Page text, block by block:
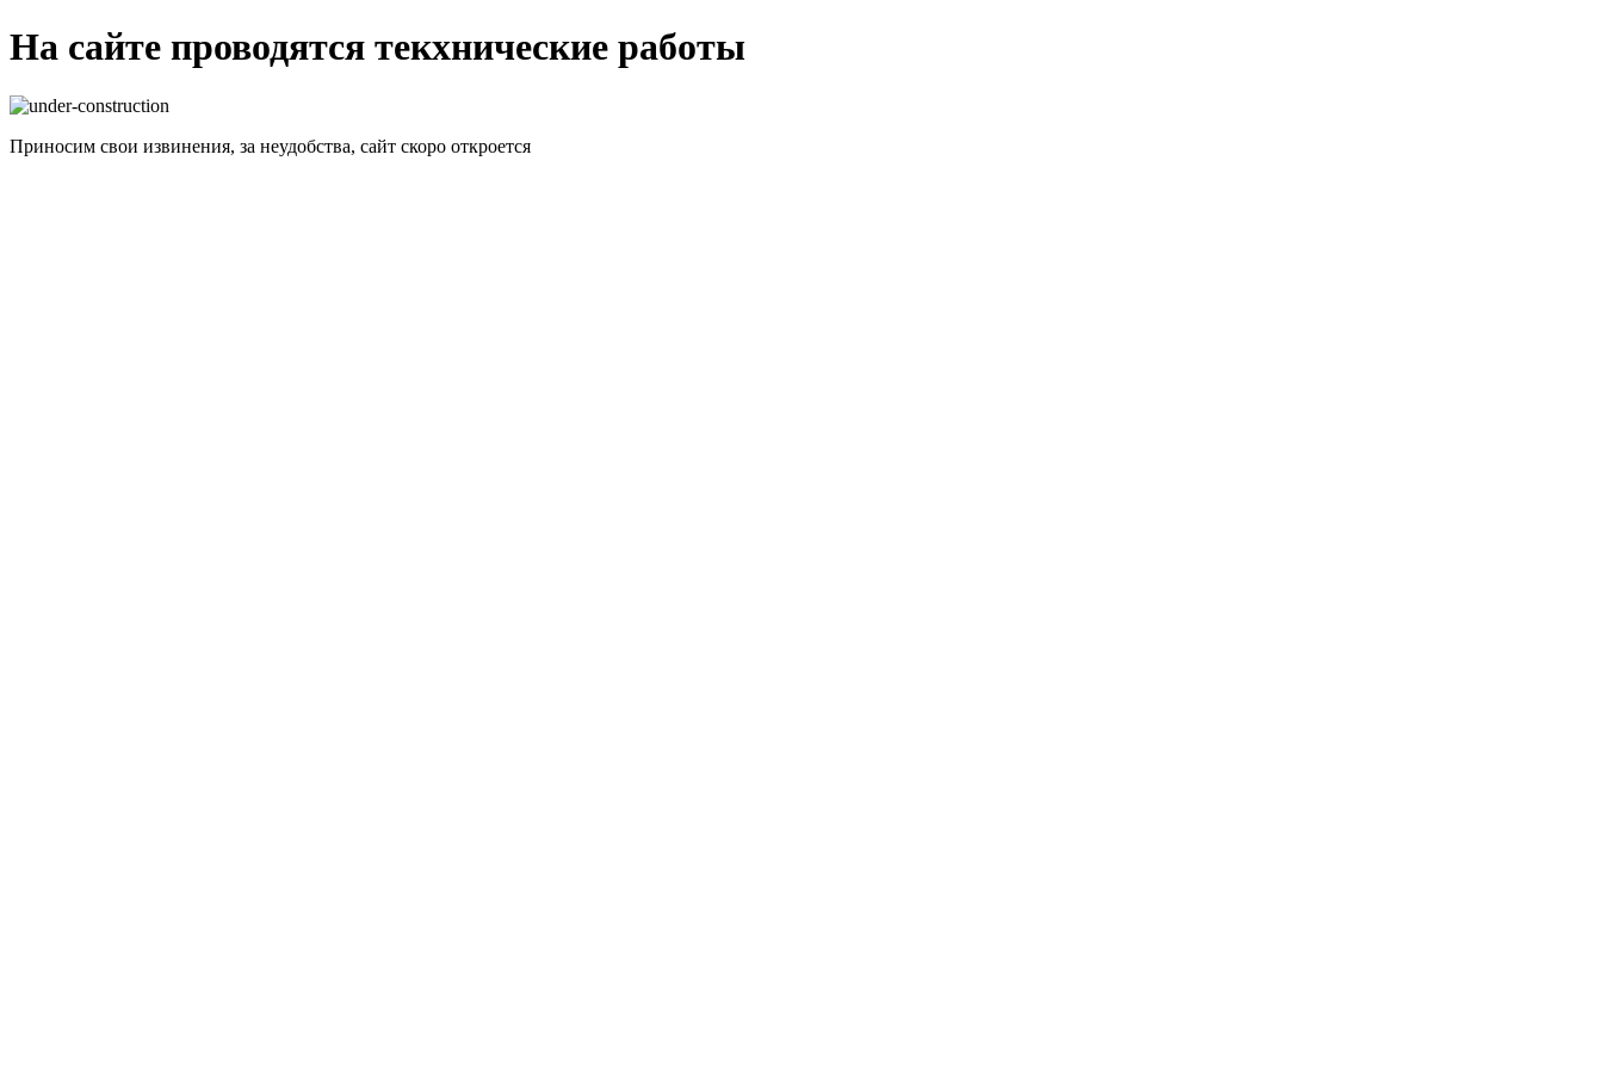
На сайте проводятся текхнические работы
Приносим свои извинения, за неудобства, сайт скоро откроется